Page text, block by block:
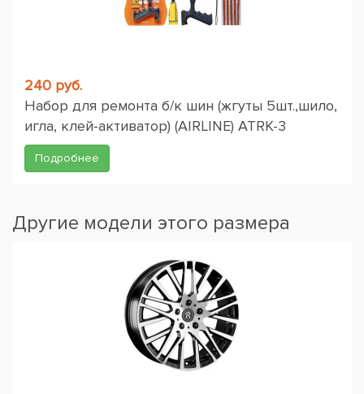
240 руб.
Набор для ремонта б/к шин (жгуты 5шт.,шило,
игла, клей-активатор) (AIRLINE) ATRK-3
Подробнее
Другие модели этого размера